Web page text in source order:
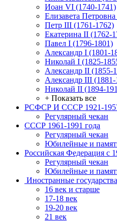
Иоан VI (1740-1741)
Елизавета
Петр III (1761-1762)
Екатерина II (1762-
Павел I (1796-1801)
Александр I (1801-
Николай I (1825-
Александр II (1855-
Александр III (1881-
Николай II (1894-
+ Показать все
РСФСР И СССР 1921-
Регулярный чекан
СССР 1961-1991 года
Регулярный чекан
Юбилейные и
Российская Федерация с
Регулярный чекан
Юбилейные и
Иностранные государства
16 век и старше
17-18 век
19-20 век
21 век